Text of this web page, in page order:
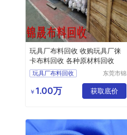
玩具厂布料回收 收购玩具厂徕
卡布料回收 各种原材料回收
玩具厂布料回收
玩具厂徕卡布料回收
毛绒玩具布料回收
东莞市锦
源回收有
限公司
￥ 1.00万 获取底价